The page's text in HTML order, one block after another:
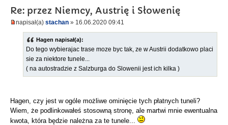
Re: przez Niemcy, Austrię i Słowenię
napisał(a) stachan » 16.06.2020 09:41
Hagen napisał(a):
Do tego wybierajac trase moze byc tak, ze w Austrii dodatkowo placi
sie za niektore tunele...
( na autostradzie z Salzburga do Slowenii jest ich kilka )
Hagen, czy jest w ogóle możliwe ominięcie tych płatnych tuneli?
Wiem, że podlinkowałeś stosowną stronę, ale martwi mnie ewentualna
kwota, która będzie należna za te tunele...